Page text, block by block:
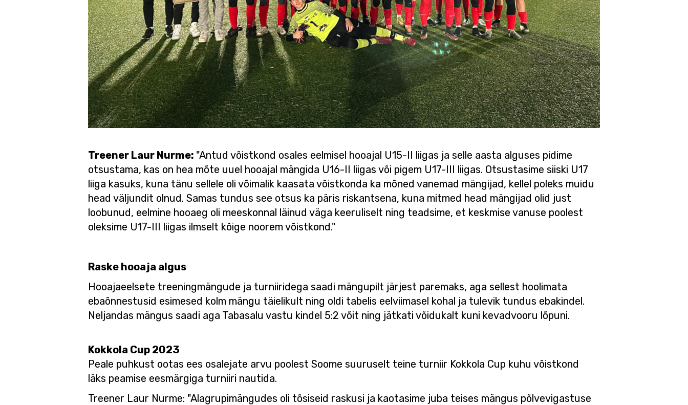
Treener Laur Nurme: "Antud võistkond osales eelmisel hooajal U15-II liigas ja selle aasta alguses pidime
otsustama, kas on hea mõte uuel hooajal mängida U16-II liigas või pigem U17-III liigas. Otsustasime siiski U17
liiga kasuks, kuna tänu sellele oli võimalik kaasata võistkonda ka mõned vanemad mängijad, kellel poleks muidu
head väljundit olnud. Samas tundus see otsus ka päris riskantsena, kuna mitmed head mängijad olid just
loobunud, eelmine hooaeg oli meeskonnal läinud väga keeruliselt ning teadsime, et keskmise vanuse poolest
oleksime U17-III liigas ilmselt kõige noorem võistkond."
Raske hooaja algus
Hooajaeelsete treeningmängude ja turniiridega saadi mängupilt järjest paremaks, aga sellest hoolimata
ebaõnnestusid esimesed kolm mängu täielikult ning oldi tabelis eelviimasel kohal ja tulevik tundus ebakindel.
Neljandas mängus saadi aga Tabasalu vastu kindel 5:2 võit ning jätkati võidukalt kuni kevadvooru lõpuni.
Kokkola Cup 2023
Peale puhkust ootas ees osalejate arvu poolest Soome suuruselt teine turniir Kokkola Cup kuhu võistkond
läks peamise eesmärgiga turniiri nautida.
Treener Laur Nurme: "Alagrupimängudes oli tõsiseid raskusi ja kaotasime juba teises mängus põlvevigastuse